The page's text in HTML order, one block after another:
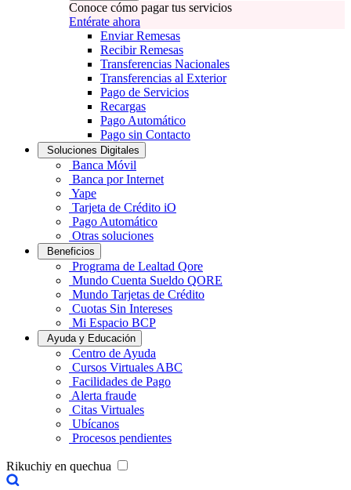
Conoce cómo pagar tus servicios
Entérate ahora
Enviar Remesas
Recibir Remesas
Transferencias Nacionales
Transferencias al Exterior
Pago de Servicios
Recargas
Pago Automático
Pago sin Contacto
Soluciones Digitales
Banca Móvil
Banca por Internet
Yape
Tarjeta de Crédito iO
Pago Automático
Otras soluciones
Beneficios
Programa de Lealtad Qore
Mundo Cuenta Sueldo QORE
Mundo Tarjetas de Crédito
Cuotas Sin Intereses
Mi Espacio BCP
Ayuda y Educación
Centro de Ayuda
Cursos Virtuales ABC
Facilidades de Pago
Alerta fraude
Citas Virtuales
Ubícanos
Procesos pendientes
Rikuchiy en quechua